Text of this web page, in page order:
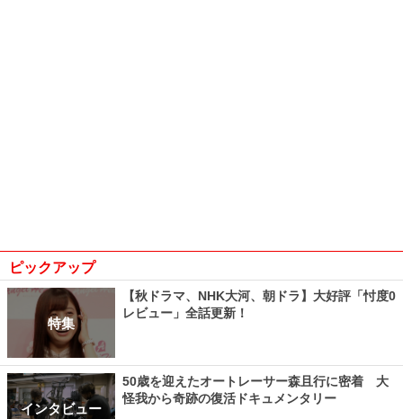
ピックアップ
特集
【秋ドラマ、NHK大河、朝ドラ】大好評「忖度0
レビュー」全話更新！
インタビュー
50歳を迎えたオートレーサー森且行に密着 大
怪我から奇跡の復活ドキュメンタリー